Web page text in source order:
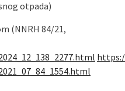
otpada)
(NNRH 84/21,